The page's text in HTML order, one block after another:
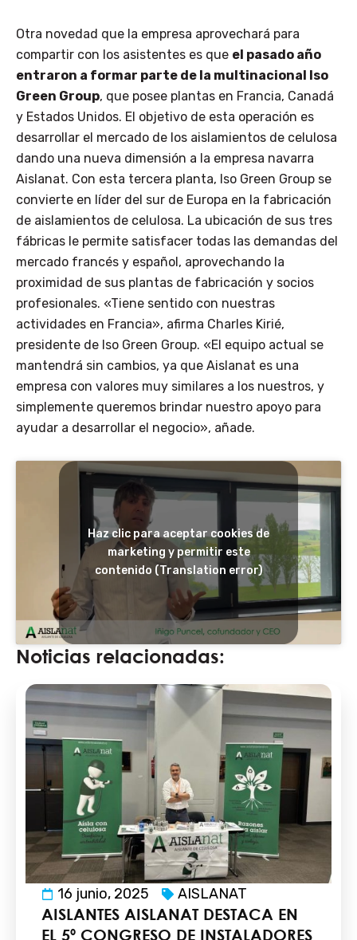
Otra novedad que la empresa aprovechará para
compartir con los asistentes es que el pasado año
entraron a formar parte de la multinacional Iso
Green Group, que posee plantas en Francia, Canadá
y Estados Unidos. El objetivo de esta operación es
desarrollar el mercado de los aislamientos de celulosa
dando una nueva dimensión a la empresa navarra
Aislanat. Con esta tercera planta, Iso Green Group se
convierte en líder del sur de Europa en la fabricación
de aislamientos de celulosa. La ubicación de sus tres
fábricas le permite satisfacer todas las demandas del
mercado francés y español, aprovechando la
proximidad de sus plantas de fabricación y socios
profesionales. «Tiene sentido con nuestras
actividades en Francia», afirma Charles Kirié,
presidente de Iso Green Group. «El equipo actual se
mantendrá sin cambios, ya que Aislanat es una
empresa con valores muy similares a los nuestros, y
simplemente queremos brindar nuestro apoyo para
ayudar a desarrollar el negocio», añade.
Haz clic para aceptar cookies de
marketing y permitir este
contenido (Translation error)
Noticias relacionadas:
16 junio, 2025 AISLANAT
AISLANTES AISLANAT DESTACA EN
EL 5º CONGRESO DE INSTALADORES